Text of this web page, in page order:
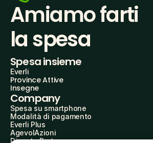
Amiamo farti
la spesa
Spesa insieme
Everli
Province Attive
Insegne
Company
Spesa su smartphone
Modalità di pagamento
Everli Plus
AgevolAzioni
Diventa Partner